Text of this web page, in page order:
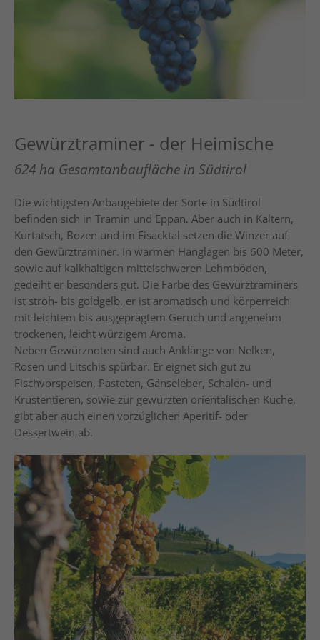
Gewürztraminer - der Heimische
624 ha Gesamtanbaufläche in Südtirol
Die wichtigsten Anbaugebiete der Sorte in Südtirol
befinden sich in Tramin und Eppan. Aber auch in Kaltern,
Kurtatsch, Bozen und im Eisacktal setzen die Winzer auf
den Gewürztraminer. In warmen Hanglagen bis 600 Meter,
sowie auf kalkhaltigen mittelschweren Lehmböden,
gedeiht er besonders gut. Die Farbe des Gewürztraminers
ist stroh- bis goldgelb, er ist aromatisch und körperreich
mit leichtem bis ausgeprägtem Geruch und angenehm
trockenen, leicht würzigem Aroma.
Neben Gewürznoten sind auch Anklänge von Nelken,
Rosen und Litschis spürbar. Er eignet sich gut zu
Fischvorspeisen, Pasteten, Gänseleber, Schalen- und
Krustentieren, sowie zur gewürzten orientalischen Küche,
gibt aber auch einen vorzüglichen Aperitif- oder
Dessertwein ab.